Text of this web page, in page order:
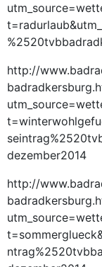
http://
dezember2014
http://